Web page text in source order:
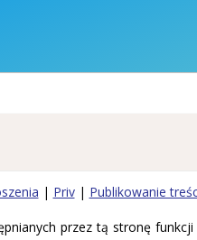
| Priv| Publikowanie
przez tą stronę